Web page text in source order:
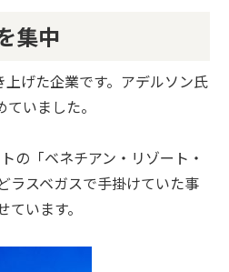
集中
げた企業です。アデルソン氏
いました。
の「ベネチアン・リゾート・
ラスベガスで手掛けていた事
います。